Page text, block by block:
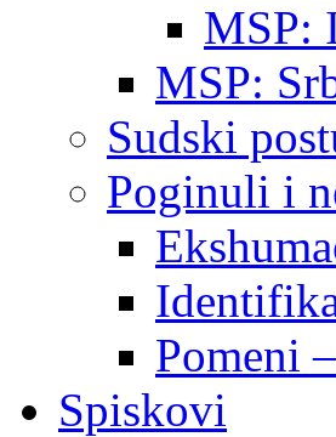
MSP:
MSP:
Sudski
Poginuli i
Pomeni
Spiskovi